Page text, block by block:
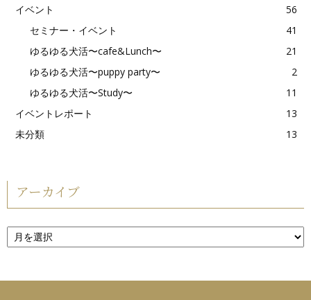
イベント
56
セミナー・イベント
41
ゆるゆる犬活〜cafe&Lunch〜
21
ゆるゆる犬活〜puppy party〜
2
ゆるゆる犬活〜Study〜
11
イベントレポート
13
未分類
13
アーカイブ
ア
ー
ブ